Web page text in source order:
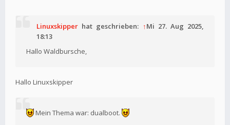
Linuxskipper hat geschrieben: ↑Mi 27. Aug 2025,
18:13
Hallo Waldbursche,
Hallo Linuxskipper
Mein Thema war: dualboot.